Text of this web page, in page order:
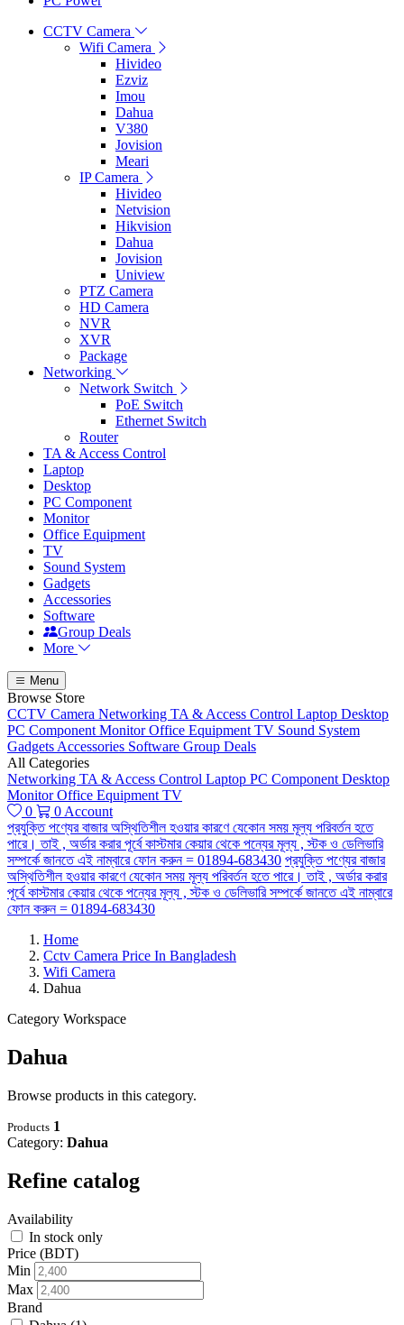
CCTV Camera
Wifi Camera
Hivideo
Ezviz
Imou
Dahua
V380
Jovision
Meari
IP Camera
Hivideo
Netvision
Hikvision
Dahua
Jovision
Uniview
PTZ Camera
HD Camera
NVR
XVR
Package
Networking
Network Switch
PoE Switch
Ethernet Switch
Router
TA & Access Control
Laptop
Desktop
PC Component
Monitor
Office Equipment
TV
Sound System
Gadgets
Accessories
Software
Group Deals
More
Menu
Browse Store
CCTV Camera Networking TA & Access Control Laptop Desktop
PC Component MonitorOffice Equipment TV Sound System
Gadgets Accessories Software Group Deals
All Categories
Networking TA & Access Control Laptop PC Component Desktop
MonitorOffice Equipment TV
0
0 Account
প্রযুক্তি পণ্যের বাজার অস্থিতিশীল হওয়ার কারণে যেকোন সময় মূল্য পরিবর্তন হতে
পারে। তাই , অর্ডার করার পূর্বে কাস্টমার কেয়ার থেকে পন্যের মূল্য , স্টক ও ডেলিভারি
সম্পর্কে জানতে এই নাম্বারে ফোন করুন = 01894-683430 প্রযুক্তি পণ্যের বাজার
অস্থিতিশীল হওয়ার কারণে যেকোন সময় মূল্য পরিবর্তন হতে পারে। তাই , অর্ডার করার
পূর্বে কাস্টমার কেয়ার থেকে পন্যের মূল্য , স্টক ও ডেলিভারি সম্পর্কে জানতে এই নাম্বারে
ফোন করুন = 01894-683430
Home
Cctv Camera Price In Bangladesh
Wifi Camera
Dahua
Category Workspace
Dahua
Browse products in this category.
Products 1
Category: Dahua
Refine catalog
Availability
In stock only
Price (BDT)
Min
Max
Brand